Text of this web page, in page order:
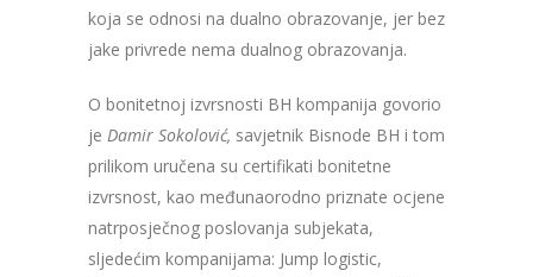
koja se odnosi na dualno obrazovanje, jer bez
jake privrede nema dualnog obrazovanja.
O bonitetnoj izvrsnosti BH kompanija govorio
je Damir Sokolović, savjetnik Bisnode BH i tom
prilikom uručena su certifikati bonitetne
izvrsnost, kao međunaorodno priznate ocjene
natrposječnog poslovanja subjekata,
sljedećim kompanijama: Jump logistic,